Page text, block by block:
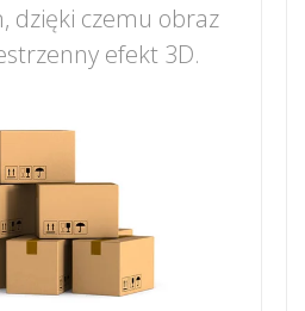
dzięki czemu obraz
efekt 3D.